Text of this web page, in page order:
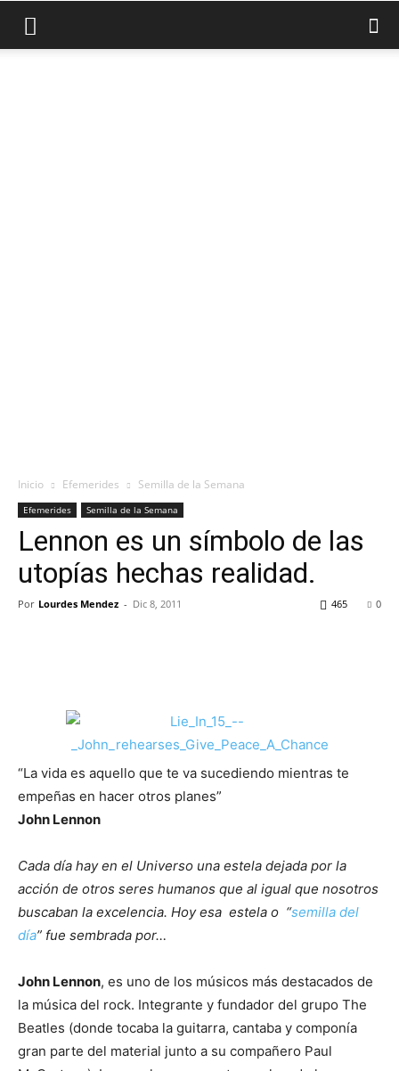
Inicio Efemerides Semilla de la Semana
Efemerides Semilla de la Semana
Lennon es un símbolo de las
utopías hechas realidad.
Por Lourdes Mendez - Dic 8, 2011 0
465
“La vida es aquello que te va sucediendo mientras te
empeñas en hacer otros planes”
John Lennon
Cada día hay en el Universo una estela dejada por la
acción de otros seres humanos que al igual que nosotros
buscaban la excelencia. Hoy esa estela o “semilla del
día” fue sembrada por…
John Lennon, es uno de los músicos más destacados de
la música del rock. Integrante y fundador del grupo The
Beatles (donde tocaba la guitarra, cantaba y componía
gran parte del material junto a su compañero Paul